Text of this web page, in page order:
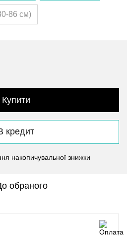
86 см)
Купити
кредит
накопичувальної знижки
обраного